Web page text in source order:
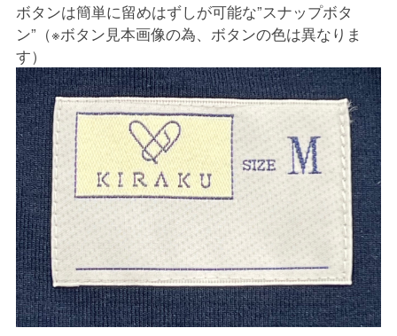
ボタンは簡単に留めはずしが可能な”スナップボタ
ン”（※ボタン見本画像の為、ボタンの色は異なりま
す）